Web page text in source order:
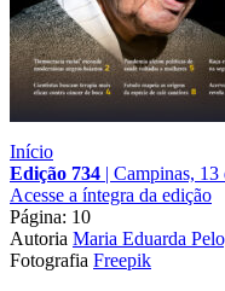
Início
Edição 734 | Campinas, 13
Acesse a íntegra da edição
Página: 10
Autoria Maria Eduarda
Fotografia Freepik